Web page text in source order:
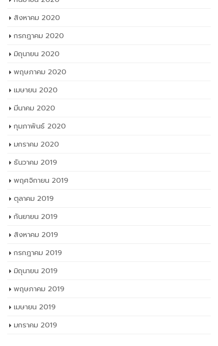
กุมภาพันธ์ 2020
มกราคม 2020
ธันวาคม 2019
พฤศจิกายน 2019
ตุลาคม 2019
กันยายน 2019
สิงหาคม 2019
กรกฎาคม 2019
มิถุนายน 2019
พฤษภาคม 2019
เมษายน 2019
มกราคม 2019
TAGS
fix-it center
กระทรวงศึกษา ซ่อม สร้าง ล้าง ใหม่ เพื่อช่วยเหลือผู้ประสบอุทกภัย
จังหวัดอุบลราชธานี